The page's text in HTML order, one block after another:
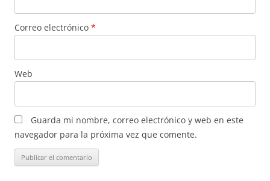
Correo electrónico *
Web
Guarda mi nombre, correo electrónico y web en este
navegador para la próxima vez que comente.